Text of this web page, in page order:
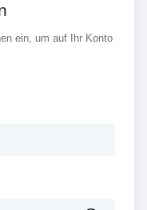
ein, um auf Ihr Konto